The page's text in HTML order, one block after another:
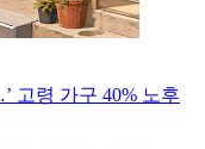
고령 가구 40% 노후